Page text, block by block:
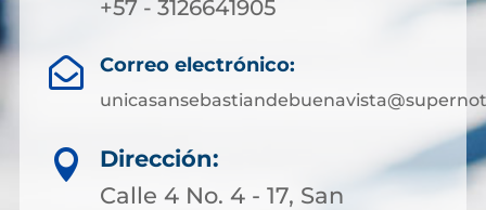
+57 - 3126641905
 Correo electrónico:

Dirección:
Calle 4 No. 4 - 17, San